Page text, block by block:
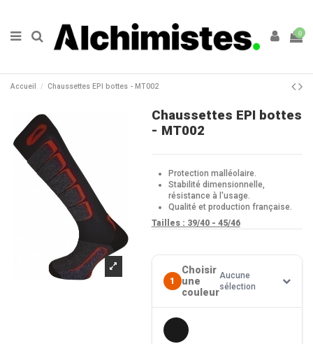
0
Accueil Chaussettes EPI bottes - MT002
Chaussettes EPI bottes
- MT002
Protection malléolaire.
Stabilité dimensionnelle,
résistance à l'usage.
Qualité et production française.
Tailles : 39/40 - 45/46
1
Choisir
une
couleur
Aucune
sélection